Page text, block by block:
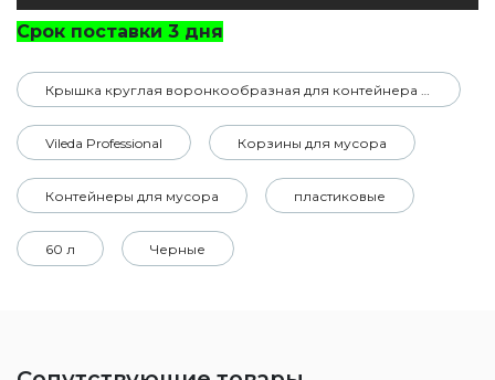
Срок поставки 3 дня
Крышка круглая воронкообразная для контейнера Vileda Ирис
Vileda Professional Корзины для мусора
Контейнеры для мусора пластиковые
60 л Черные